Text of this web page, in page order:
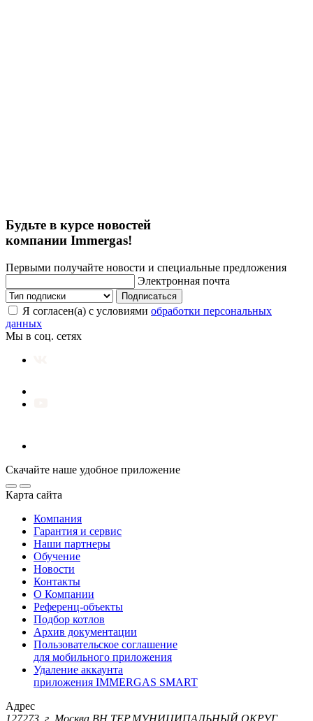
Будьте в курсе новостей
компании Immergas!
Первыми получайте новости и специальные предложения
Электронная почта
Подписаться
Я согласен(а) с условиями обработки персональных
данных
Мы в соц. сетях
Скачайте наше удобное приложение
Карта сайта
Компания
Гарантия и сервис
Наши партнеры
Обучение
Новости
Контакты
О Компании
Референц-объекты
Подбор котлов
Архив документации
Пользовательское соглашение
для мобильного приложения
Удаление аккаунта
приложения IMMERGAS SMART
Адрес
127273, г. Москва ВН.ТЕР.МУНИЦИПАЛЬНЫЙ ОКРУГ